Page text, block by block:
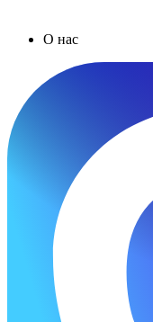
О нас